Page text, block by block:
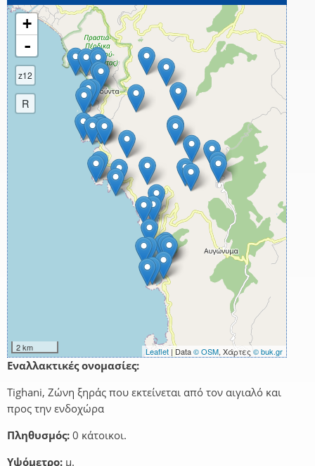
+
-
z12
R
2 km Leaflet | Data© OSM, Χάρτες © buk.gr
Εναλλακτικές ονομασίες:
Tighani, Ζώνη ξηράς που εκτείνεται από τον αιγιαλό και
προς την ενδοχώρα
Πληθυσμός: 0 κάτοικοι.
Υψόμετρο: μ.